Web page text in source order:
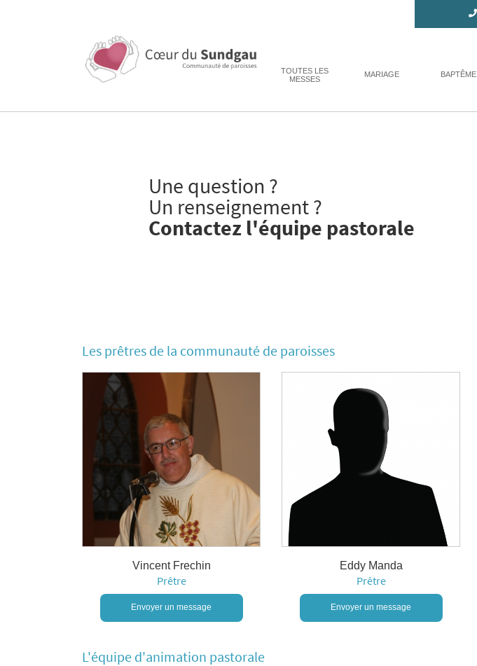
TOUTES LES
MESSES
MARIAGE BAPTÊME
Une question ?
Un renseignement ?
Contactez l'équipe pastorale
Les prêtres de la communauté de paroisses
Vincent Frechin
Prêtre
Envoyer un message
Eddy Manda
Prêtre
Envoyer un message
L'équipe d'animation pastorale